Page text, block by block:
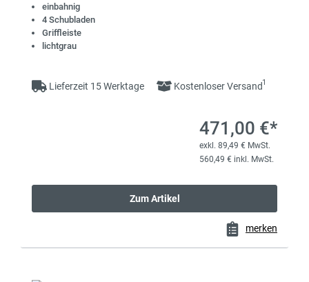
einbahnig
4 Schubladen
Griffleiste
lichtgrau
Lieferzeit 15 Werktage Kostenloser Versand1
471,00 €*
exkl. 89,49 € MwSt.
560,49 € inkl. MwSt.
Zum Artikel
merken